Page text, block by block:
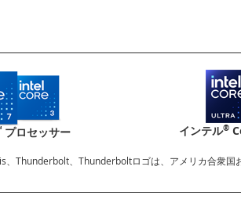
プロセッサー インテル®
Thunderbolt、Thunderboltロゴは、アメリカ合衆国